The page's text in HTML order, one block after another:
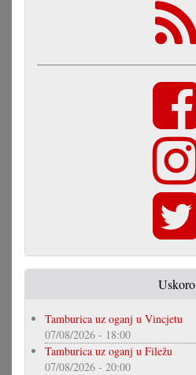
Uskoro
Tamburica uz oganj u Vincjetu
07/08/2026 - 18:00
Tamburica uz oganj u Filežu
07/08/2026 - 20:00